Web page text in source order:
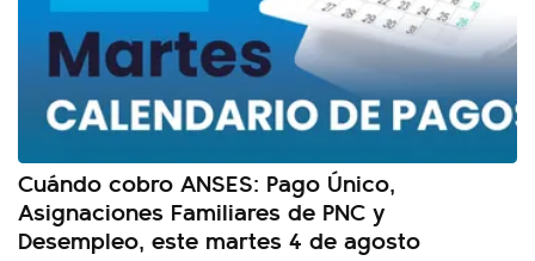
Cuándo cobro ANSES: Pago Único,
Asignaciones Familiares de PNC y
Desempleo, este martes 4 de agosto